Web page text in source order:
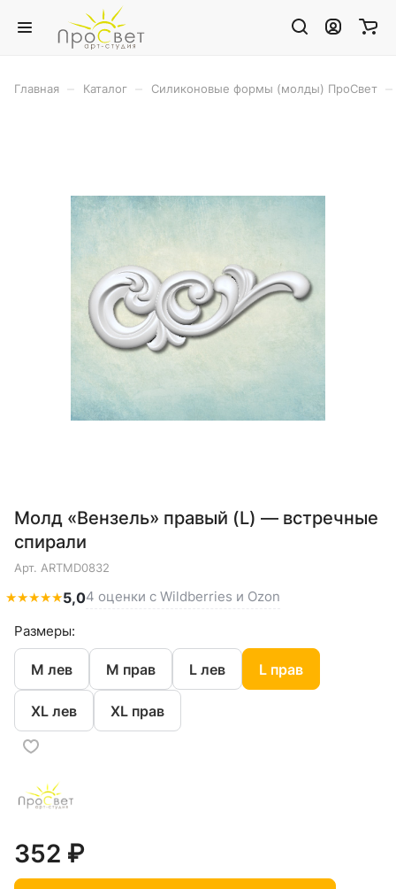
Главная Каталог Силиконовые формы (молды) ПроСвет
Молд «Вензель» правый (L) — встречные
спирали
Арт. ARTMD0832
★★★★★5,04 оценки с Wildberries и Ozon
Размеры:
M лев M прав L лев L прав
XL лев XL прав
352 ₽